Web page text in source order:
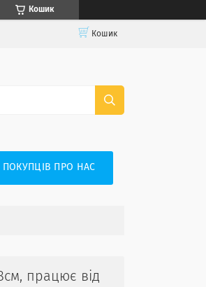
Кошик
Кошик
ПОКУПЦІВ ПРО НАС
працює від